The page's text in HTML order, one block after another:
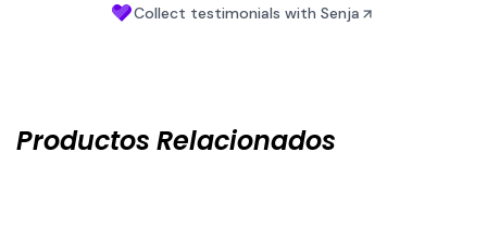
Productos Relacionados